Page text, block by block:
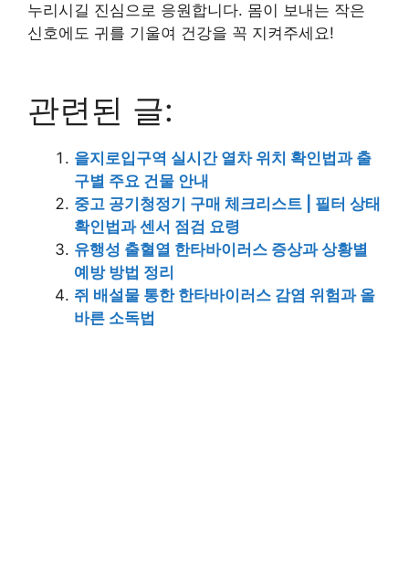
누리시길 진심으로 응원합니다. 몸이 보내는 작은
신호에도 귀를 기울여 건강을 꼭 지켜주세요!
관련된 글:
을지로입구역 실시간 열차 위치 확인법과 출
구별 주요 건물 안내
중고 공기청정기 구매 체크리스트 | 필터 상태
확인법과 센서 점검 요령
유행성 출혈열 한타바이러스 증상과 상황별
예방 방법 정리
쥐 배설물 통한 한타바이러스 감염 위험과 올
바른 소독법